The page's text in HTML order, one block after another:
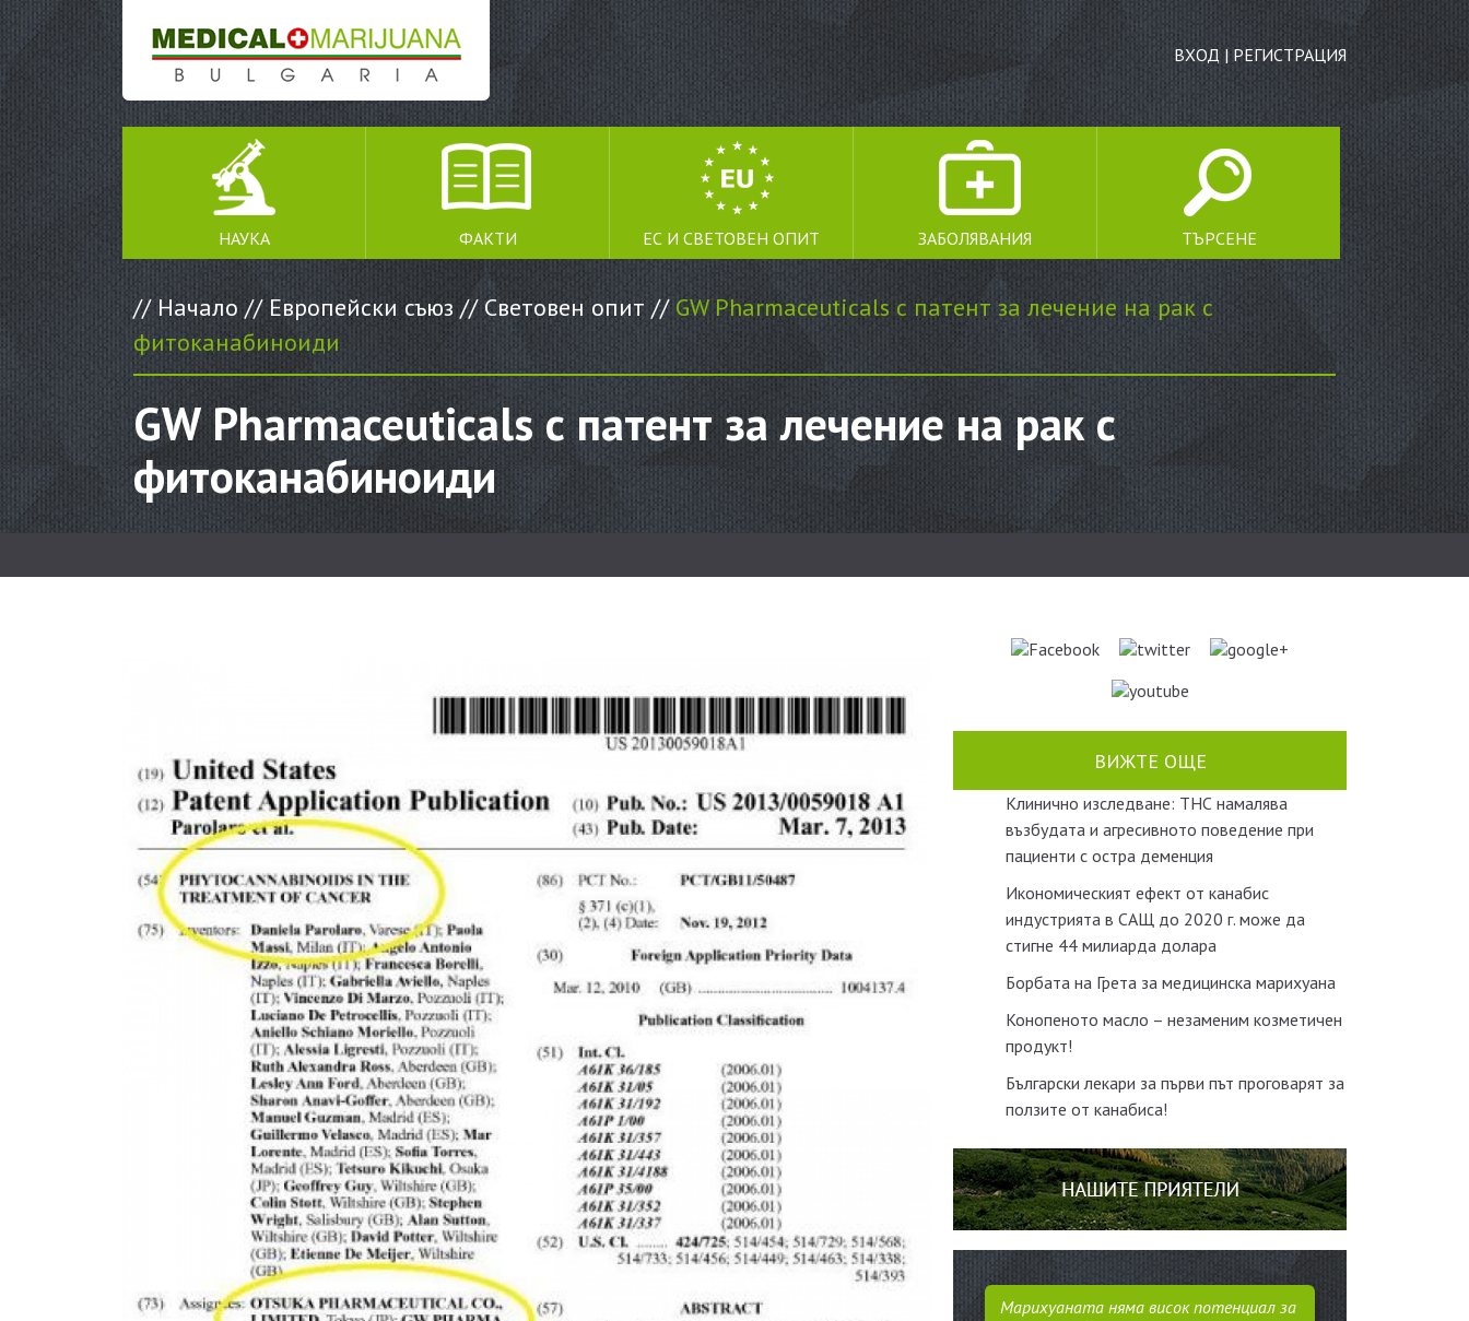
ВХОД | РЕГИСТРАЦИЯ
SKIP TO CONTENT
НАУКА ФАКТИ ЕС И СВЕТОВЕН ОПИТ ЗАБОЛЯВАНИЯ ТЪРСЕНЕ
ТЪРСЕНЕ
// Начало // Европейски съюз // Световен опит // GW Pharmaceuticals с патент за лечение на рак с
фитоканабиноиди
GW Pharmaceuticals с патент за лечение на рак с
фитоканабиноиди
ВИЖТЕ ОЩЕ
Клинично изследване: ТНС намалява
възбудата и агресивното поведение при
пациенти с остра деменция
Икономическият ефект от канабис
индустрията в САЩ до 2020 г. може да
стигне 44 милиарда долара
Борбата на Грета за медицинска марихуана
Конопеното масло – незаменим козметичен
продукт!
Български лекари за първи път проговарят за
ползите от канабиса!
Марихуаната няма висок потенциал за